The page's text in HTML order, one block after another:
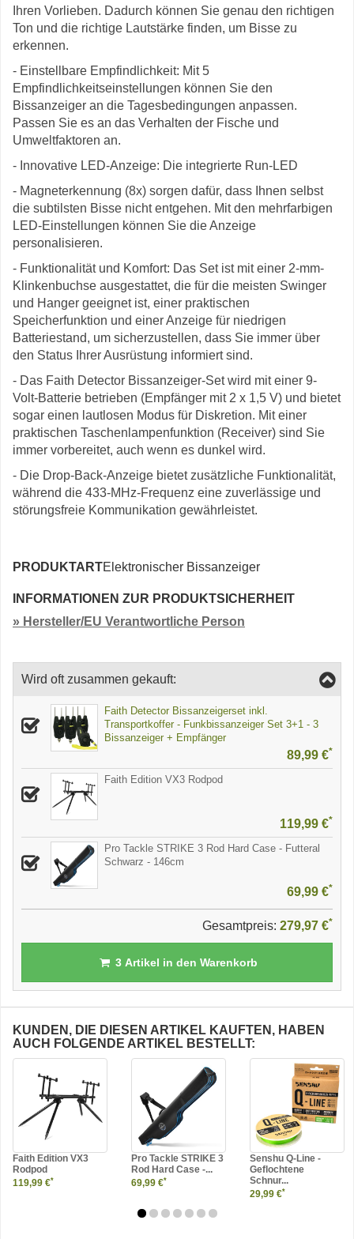
Ihren Vorlieben. Dadurch können Sie genau den richtigen
Ton und die richtige Lautstärke finden, um Bisse zu
erkennen.
- Einstellbare Empfindlichkeit: Mit 5
Empfindlichkeitseinstellungen können Sie den
Bissanzeiger an die Tagesbedingungen anpassen.
Passen Sie es an das Verhalten der Fische und
Umweltfaktoren an.
- Innovative LED-Anzeige: Die integrierte Run-LED
- Magneterkennung (8x) sorgen dafür, dass Ihnen selbst
die subtilsten Bisse nicht entgehen. Mit den mehrfarbigen
LED-Einstellungen können Sie die Anzeige
personalisieren.
- Funktionalität und Komfort: Das Set ist mit einer 2-mm-
Klinkenbuchse ausgestattet, die für die meisten Swinger
und Hanger geeignet ist, einer praktischen
Speicherfunktion und einer Anzeige für niedrigen
Batteriestand, um sicherzustellen, dass Sie immer über
den Status Ihrer Ausrüstung informiert sind.
- Das Faith Detector Bissanzeiger-Set wird mit einer 9-
Volt-Batterie betrieben (Empfänger mit 2 x 1,5 V) und bietet
sogar einen lautlosen Modus für Diskretion. Mit einer
praktischen Taschenlampenfunktion (Receiver) sind Sie
immer vorbereitet, auch wenn es dunkel wird.
- Die Drop-Back-Anzeige bietet zusätzliche Funktionalität,
während die 433-MHz-Frequenz eine zuverlässige und
störungsfreie Kommunikation gewährleistet.
PRODUKTARTElektronischer Bissanzeiger
INFORMATIONEN ZUR PRODUKTSICHERHEIT
» Hersteller/EU Verantwortliche Person
Wird oft zusammen gekauft:
Faith Detector Bissanzeigerset inkl.
Transportkoffer - Funkbissanzeiger Set 3+1 - 3
Bissanzeiger + Empfänger
89,99 €*
Faith Edition VX3 Rodpod
119,99 €*
Pro Tackle STRIKE 3 Rod Hard Case - Futteral
Schwarz - 146cm
69,99 €*
Gesamtpreis: 279,97 €*
3Artikel in den Warenkorb
KUNDEN, DIE DIESEN ARTIKEL KAUFTEN, HABEN
AUCH FOLGENDE ARTIKEL BESTELLT:
Faith Edition VX3
Rodpod
119,99 €*
Pro Tackle STRIKE 3
Rod Hard Case -...
69,99 €*
Senshu Q-Line -
Geflochtene
Schnur...
29,99 €*